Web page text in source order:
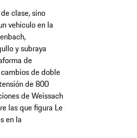
clase, sino
vehículo en la
y subraya
de
de doble
de 800
de Weissach
las que figura Le
en la